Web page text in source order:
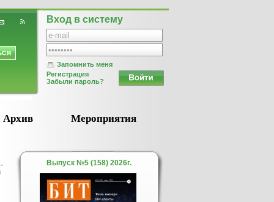
Вход в систему
Запомнить меня
Регистрация
Забыли пароль?
Архив Мероприятия
Выпуск №5 (158) 2026г.